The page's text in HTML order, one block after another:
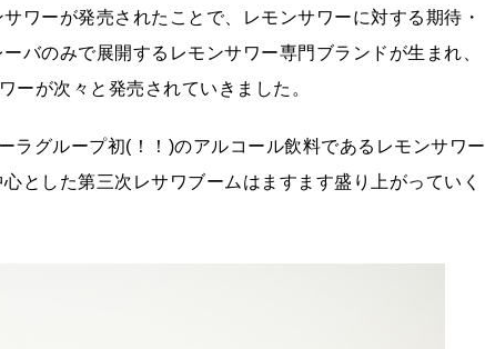
ワーが発売されたことで、レモンサワーに対する期待・
バのみで展開するレモンサワー専門ブランドが生まれ、
ーが次々と発売されていきました。
ラグループ初(！！)のアルコール飲料であるレモンサワー
とした第三次レサワブームはますます盛り上がっていく